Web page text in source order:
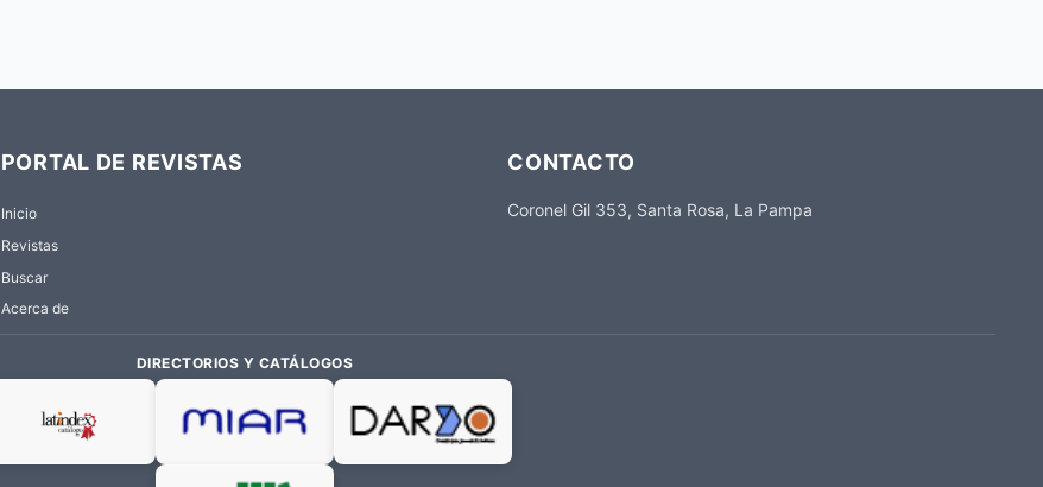
PORTAL DE REVISTAS
Inicio
Revistas
Buscar
Acerca de
CONTACTO
Coronel Gil 353, Santa Rosa, La Pampa
DIRECTORIOS Y CATÁLOGOS